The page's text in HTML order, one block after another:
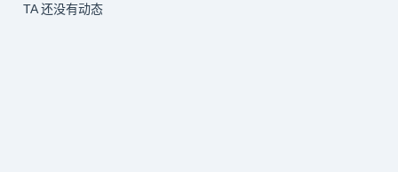
TA 还没有动态